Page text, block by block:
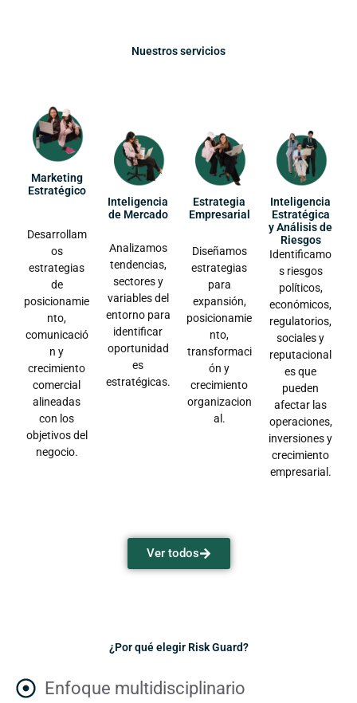
Nuestros servicios
Marketing
Estratégico
Desarrollam
os
estrategias
de
posicionamie
nto,
comunicació
n y
crecimiento
comercial
alineadas
con los
objetivos del
negocio.
Inteligencia
de Mercado
Analizamos
tendencias,
sectores y
variables del
entorno para
identificar
oportunidad
es
estratégicas.
Estrategia
Empresarial
Diseñamos
estrategias
para
expansión,
posicionamie
nto,
transformaci
ón y
crecimiento
organizacion
al.
Inteligencia
Estratégica
y Análisis de
Riesgos
Identificamo
s riesgos
políticos,
económicos,
regulatorios,
sociales y
reputacional
es que
pueden
afectar las
operaciones,
inversiones y
crecimiento
empresarial.
Ver todos
¿Por qué elegir Risk Guard?
Enfoque multidisciplinario